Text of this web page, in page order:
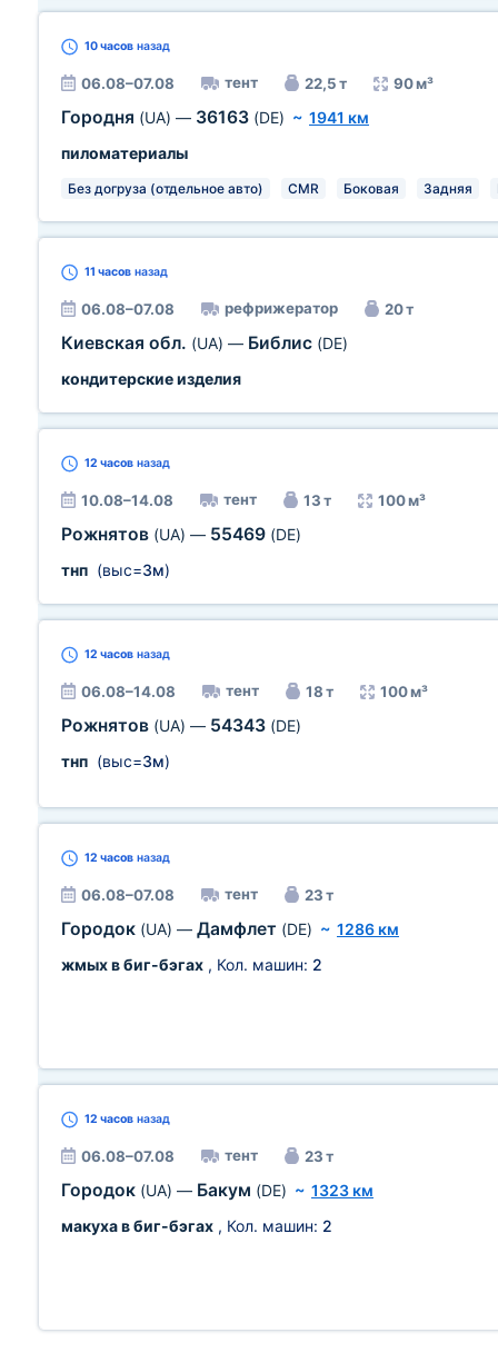
10 часов назад
06.08–07.08 тент 22,5 т 90 м³
Городня (UA) — 36163 (DE) ~ 1941 км
пиломатериалы
Без догруза (отдельное авто) CMR Боковая Задняя
11 часов назад
06.08–07.08 рефрижератор 20 т
Киевская обл. (UA) — Библис (DE)
кондитерские изделия
12 часов назад
10.08–14.08 тент 13 т 100 м³
Рожнятов (UA) — 55469 (DE)
тнп (выс=3м)
12 часов назад
06.08–14.08 тент 18 т 100 м³
Рожнятов (UA) — 54343 (DE)
тнп (выс=3м)
12 часов назад
06.08–07.08 тент 23 т
Городок (UA) — Дамфлет (DE) ~ 1286 км
жмых в биг-бэгах , Кол. машин: 2
12 часов назад
06.08–07.08 тент 23 т
Городок (UA) — Бакум (DE) ~ 1323 км
макуха в биг-бэгах , Кол. машин: 2